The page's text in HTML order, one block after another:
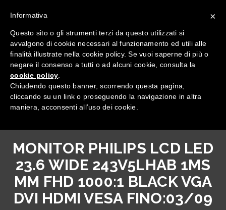
Tutte le categorie
MONITOR PHILIPS LCD LED
23.6 WIDE 243V5LHAB 1MS
MM FHD 1000:1 BLACK VGA
DVI HDMI VESA FINO:03/09
×
Informativa
Questo sito o gli strumenti terzi da questo utilizzati si
avvalgono di cookie necessari al funzionamento ed utili alle
finalità illustrate nella cookie policy. Se vuoi saperne di più o
negare il consenso a tutti o ad alcuni cookie, consulta la
cookie policy
Chiudendo questo banner, scorrendo questa pagina,
cliccando su un link o proseguendo la navigazione in altra
maniera, acconsenti all’uso dei cookie.